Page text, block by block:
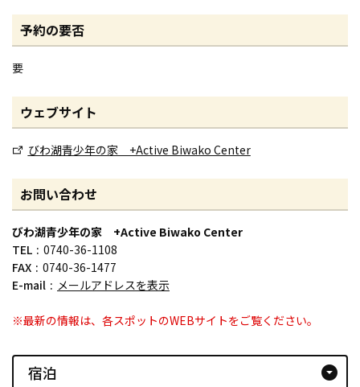
予約の要否
要
ウェブサイト
びわ湖青少年の家 +Active Biwako Center
お問い合わせ
びわ湖青少年の家 +Active Biwako Center
TEL
0740-36-1108
FAX
0740-36-1477
E-mail
メールアドレスを表示
※最新の情報は、各スポットのWEBサイトをご覧ください。
宿泊 arrow_drop_down_circle